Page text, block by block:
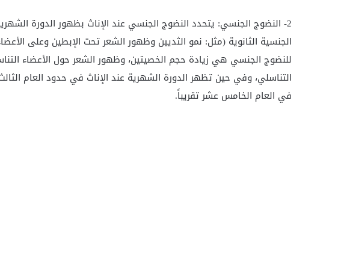
2- النضوج الجنسي: يتحدد النضوج الجنسي عند الإناث بظهور الدورة
الجنسية الثانوية (مثل: نمو الثديين وظهور الشعر تحت الإبطين وعلى
للنضوج الجنسي هي زيادة حجم الخصيتين، وظهور الشعر حول الأعضاء
التناسلي، وفي حين تظهر الدورة الشهرية عند الإناث في حدود العام
في العام الخامس عشر تقريباً.